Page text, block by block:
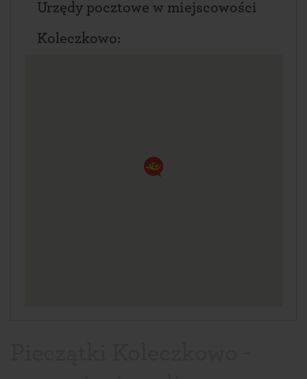
Urzędy pocztowe w miejscowości
Koleczkowo: